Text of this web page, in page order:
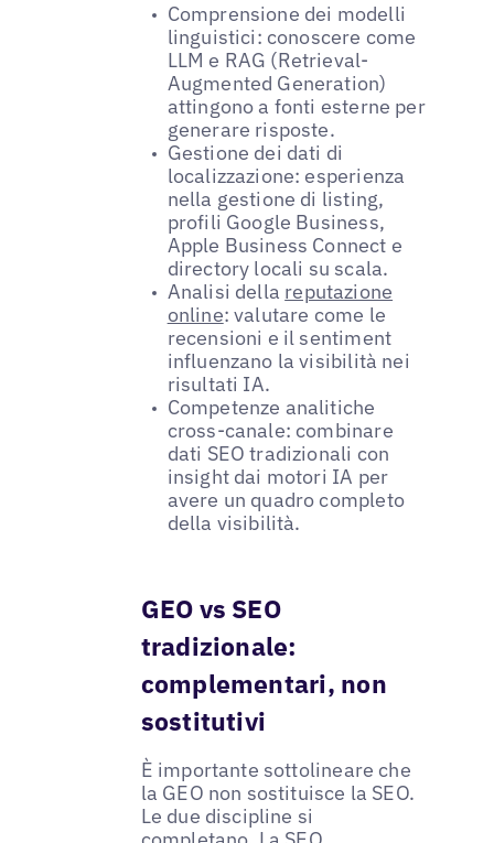
Comprensione dei modelli
linguistici: conoscere come
LLM e RAG (Retrieval-
Augmented Generation)
attingono a fonti esterne per
generare risposte.
Gestione dei dati di
localizzazione: esperienza
nella gestione di listing,
profili Google Business,
Apple Business Connect e
directory locali su scala.
Analisi della reputazione
online: valutare come le
recensioni e il sentiment
influenzano la visibilità nei
risultati IA.
Competenze analitiche
cross-canale: combinare
dati SEO tradizionali con
insight dai motori IA per
avere un quadro completo
della visibilità.
GEO vs SEO
tradizionale:
complementari, non
sostitutivi
È importante sottolineare che
la GEO non sostituisce la SEO.
Le due discipline si